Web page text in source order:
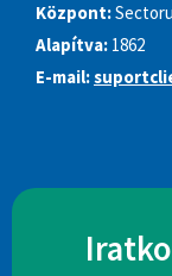
Központ:
Alapítva: 1862
E-mail: